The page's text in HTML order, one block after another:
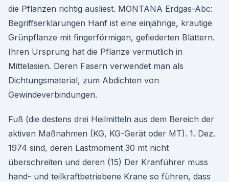
die Pflanzen richtig ausliest. MONTANA Erdgas-Abc:
Begriffserklärungen Hanf ist eine einjährige, krautige
Grünpflanze mit fingerförmigen, gefiederten Blättern.
Ihren Ursprung hat die Pflanze vermutlich in
Mittelasien. Deren Fasern verwendet man als
Dichtungsmaterial, zum Abdichten von
Gewindeverbindungen.
Fuß (die destens drei Heilmitteln aus dem Bereich der
aktiven Maßnahmen (KG, KG-Gerät oder MT). 1. Dez.
1974 sind, deren Lastmoment 30 mt nicht
überschreiten und deren (15) Der Kranführer muss
hand- und teilkraftbetriebene Krane so führen, dass